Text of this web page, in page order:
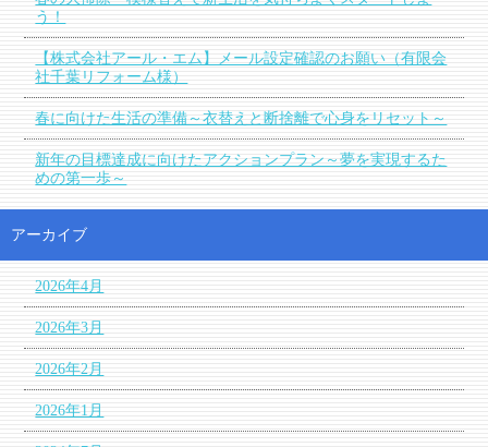
う！
【株式会社アール・エム】メール設定確認のお願い（有限会
社千葉リフォーム様）
春に向けた生活の準備～衣替えと断捨離で心身をリセット～
新年の目標達成に向けたアクションプラン～夢を実現するた
めの第一歩～
アーカイブ
2026年4月
2026年3月
2026年2月
2026年1月